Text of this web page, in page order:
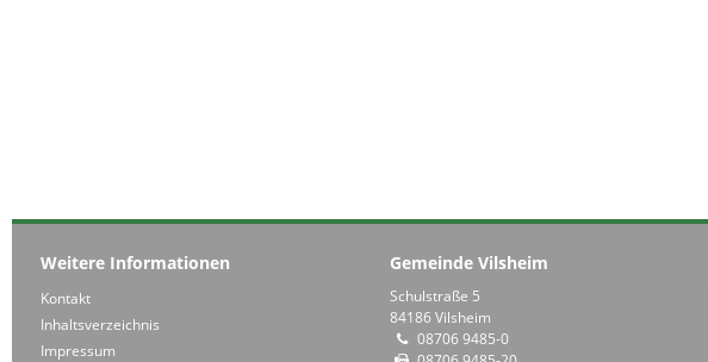
Weitere Informationen
Kontakt
Inhaltsverzeichnis
Impressum
Gemeinde Vilsheim
Schulstraße 5
84186 Vilsheim
08706 9485-0